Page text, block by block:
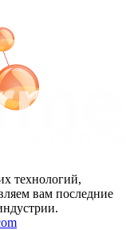
технологий,
вам последние